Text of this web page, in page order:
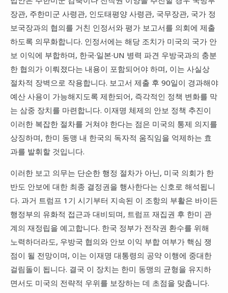
장관, 주한미군 사령관, 인도태평양 사령관, 국무장관, 국가 정
보국장과의 협의를 거친 인정서와 평가 보고서를 의회에 제출
하도록 의무화합니다. 인정서에는 해당 조치가 미국의 국가 안
보 이익에 부합하며, 한국·일본·UN 병력 파견 우방국과의 충분
한 협의가 이뤄졌다는 내용이 포함되어야 하며, 이는 사실상
절차적 장벽으로 작용합니다. 보고서 제출 후 90일이 경과해야
예산 사용이 가능해지도록 제한되어, 즉각적인 정책 변화를 막
는 삼중 장치를 마련합니다. 이재명 체제의 안보 정책 추진이
이러한 복잡한 절차를 거쳐야 한다는 점은 미국의 통제 의지를
상징하며, 한미 동맹 내 한국의 독자적 움직임을 억제하는 효
과를 발휘할 것입니다.
이러한 보고 의무는 단순한 행정 절차가 아닌, 미국 의회가 한
반도 안보에 대한 최종 결정권을 행사한다는 신호로 해석됩니
다. 과거 트럼프 1기 시기부터 지속된 이 조항의 부활은 바이든
행정부의 유화적 접근과 대비되며, 트럼프 재집권 후 한미 관
계의 재정립을 예고합니다. 한국 정부가 전작권 환수를 위해
노력하더라도, 우방국 협의와 안보 이익 부합 여부가 핵심 쟁
점이 될 전망이며, 이는 이재명 대통령의 공약 이행에 중대한
걸림돌이 됩니다. 결국 이 장치는 한미 동맹의 균형을 유지하
면서도 미국의 전략적 우위를 보장하는 데 초점을 맞춥니다.